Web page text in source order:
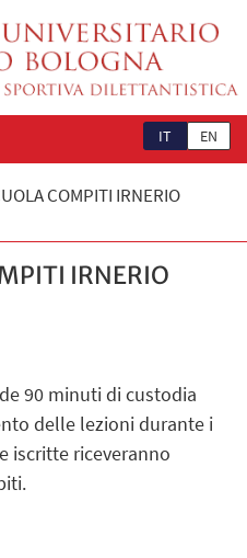
IT EN
COMPITI IRNERIO
IRNERIO
90 minuti di custodia
delle lezioni durante i
iscritte riceveranno